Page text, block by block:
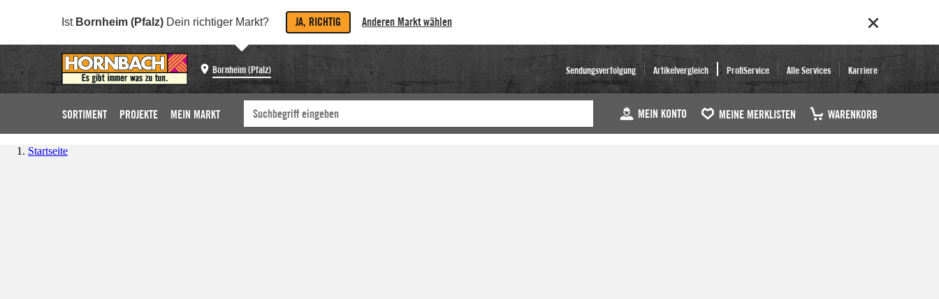
Ist Bornheim (Pfalz) Dein richtiger Markt? JA, RICHTIG Anderen Markt wählen
Bornheim (Pfalz) Sendungsverfolgung Artikelvergleich ProfiService Alle Services Karriere
SORTIMENT PROJEKTE MEIN MARKT MEIN KONTO MEINE MERKLISTEN WARENKORB
Startseite